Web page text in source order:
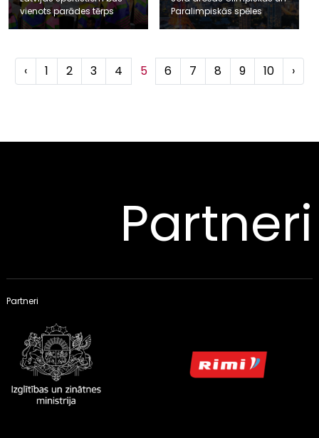
vienots parādes tērps
Paralimpiskās spēles
‹ 1 2 3 4 5 6 7 8 9 10 ›
Partneri
Partneri